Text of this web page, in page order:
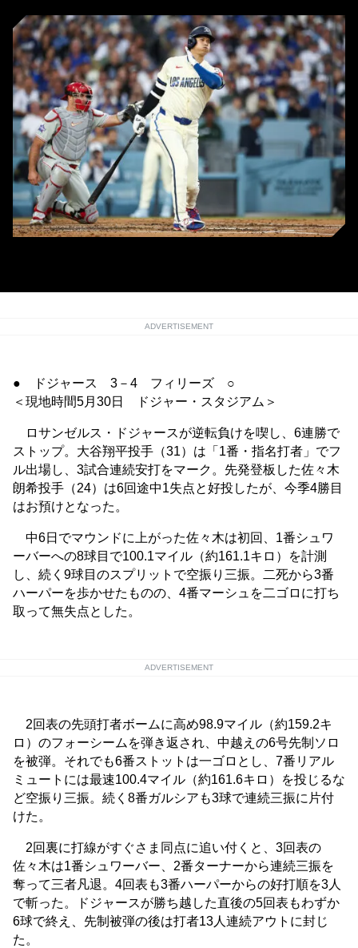
ADVERTISEMENT
● ドジャース 3－4 フィリーズ ○
＜現地時間5月30日 ドジャー・スタジアム＞
ロサンゼルス・ドジャースが逆転負けを喫し、6連勝で
ストップ。大谷翔平投手（31）は「1番・指名打者」でフ
ル出場し、3試合連続安打をマーク。先発登板した佐々木
朗希投手（24）は6回途中1失点と好投したが、今季4勝目
はお預けとなった。
中6日でマウンドに上がった佐々木は初回、1番シュワ
ーバーへの8球目で100.1マイル（約161.1キロ）を計測
し、続く9球目のスプリットで空振り三振。二死から3番
ハーパーを歩かせたものの、4番マーシュを二ゴロに打ち
取って無失点とした。
ADVERTISEMENT
2回表の先頭打者ボームに高め98.9マイル（約159.2キ
ロ）のフォーシームを弾き返され、中越えの6号先制ソロ
を被弾。それでも6番ストットは一ゴロとし、7番リアル
ミュートには最速100.4マイル（約161.6キロ）を投じるな
ど空振り三振。続く8番ガルシアも3球で連続三振に片付
けた。
2回裏に打線がすぐさま同点に追い付くと、3回表の
佐々木は1番シュワーバー、2番ターナーから連続三振を
奪って三者凡退。4回表も3番ハーパーからの好打順を3人
で斬った。ドジャースが勝ち越した直後の5回表もわずか
6球で終え、先制被弾の後は打者13人連続アウトに封じ
た。